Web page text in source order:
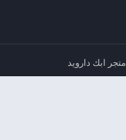
متجر ابك دارويد